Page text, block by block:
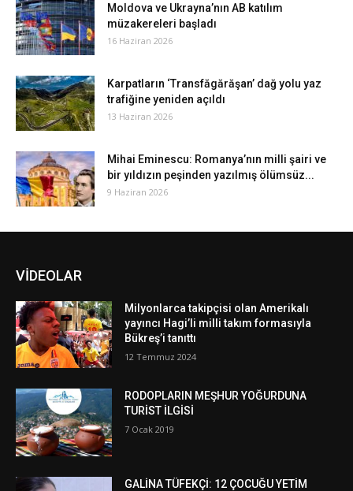
Moldova ve Ukrayna’nın AB katılım
müzakereleri başladı
16 Haziran 2026
Karpatların ‘Transfăgărăşan’ dağ yolu yaz
trafiğine yeniden açıldı
13 Haziran 2026
Mihai Eminescu: Romanya’nın milli şairi ve
bir yıldızın peşinden yazılmış ölümsüz...
9 Haziran 2026
VİDEOLAR
Milyonlarca takipçisi olan Amerikalı
yayıncı Hagi’li milli takım formasıyla
Bükreş’i tanıttı
12 Temmuz 2024
RODOPLARIN MEŞHUR YOĞURDUNA
TURİST İLGİSİ
7 Ocak 2019
GALİNA TÜFEKÇİ: 12 ÇOCUĞU YETİM